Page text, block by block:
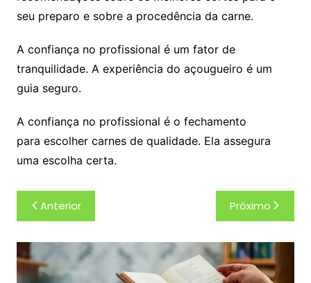
seu preparo e sobre a procedência da carne.
A confiança no profissional é um fator de
tranquilidade. A experiência do açougueiro é um
guia seguro.
A confiança no profissional é o fechamento
para escolher carnes de qualidade. Ela assegura
uma escolha certa.
Navegação
de
Post
Anterior Próximo